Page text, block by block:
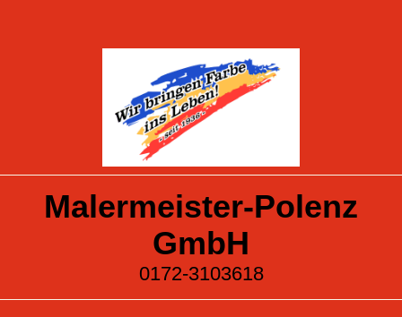
Malermeister-Polenz
GmbH
0172-3103618